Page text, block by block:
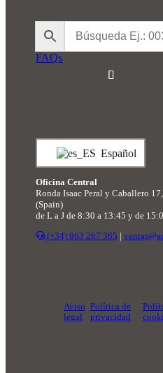
FAQs
Español
Oficina Central
Ronda Isaac Peral y Caballero
(Spain)
de L a J de 8:30 a 13:45 y de
(+34) 963 267 365 |
Aviso
legal
Política de
privacidad